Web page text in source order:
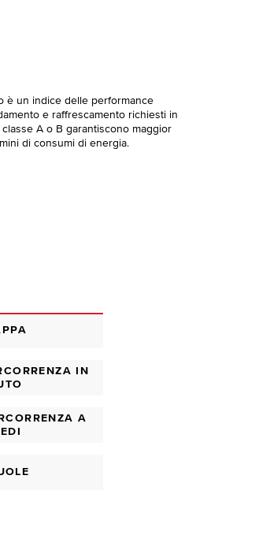
è un indice delle performance
e raffrescamento richiesti in
A o B garantiscono maggior
di consumi di energia.
IN
A